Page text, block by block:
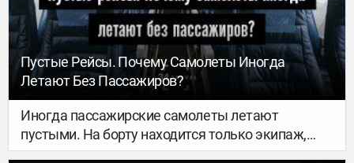
Пустые Рейсы. Почему Самолеты Иногда
Летают Без Пассажиров?
Иногда пассажирские самолеты летают
пустыми. На борту находится только экипаж,
рейс выполняется регулярно, но купить билеты